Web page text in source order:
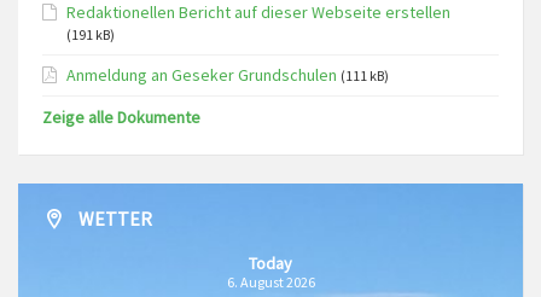
Redaktionellen Bericht auf dieser Webseite erstellen
(191 kB)
Anmeldung an Geseker Grundschulen (111 kB)
Zeige alle Dokumente
WETTER
Today
6. August 2026